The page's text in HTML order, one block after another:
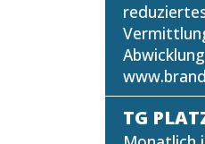
TG